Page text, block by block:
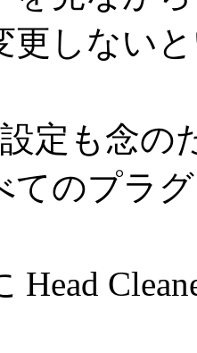
更しない
設定も念の
てのプラ
Head